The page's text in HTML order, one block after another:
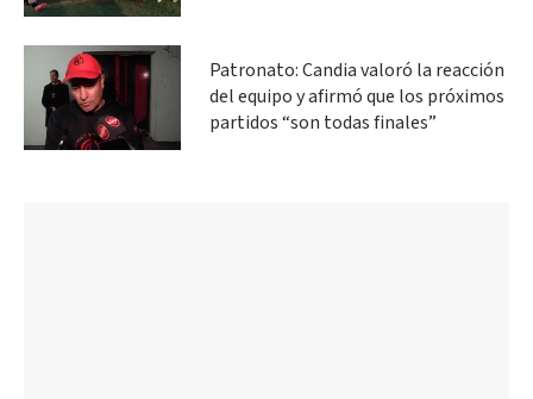
Patronato: Candia valoró la reacción
del equipo y afirmó que los próximos
partidos “son todas finales”